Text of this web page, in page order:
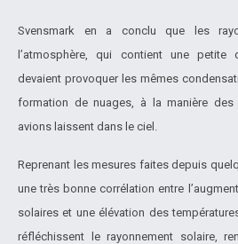
Svensmark en a conclu que les
l’atmosphère, qui contient une petite
devaient provoquer les mêmes
formation de nuages, à la manière
avions laissent dans le ciel.
Reprenant les mesures faites depuis
une très bonne corrélation entre
solaires et une élévation des
réfléchissent le rayonnement solaire,